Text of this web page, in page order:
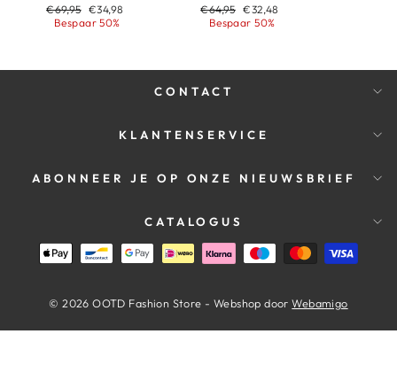
Adviesprijs
€69,95 Aanbiedingsprijs
€34,98
Bespaar 50%
Adviesprijs
€64,95 Aanbiedingsprijs
€32,48
Bespaar 50%
CONTACT
KLANTENSERVICE
ABONNEER JE OP ONZE NIEUWSBRIEF
CATALOGUS
© 2026 OOTD Fashion Store - Webshop doorWebamigo